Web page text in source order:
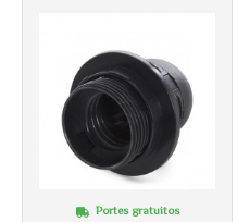
Portes gratuitos